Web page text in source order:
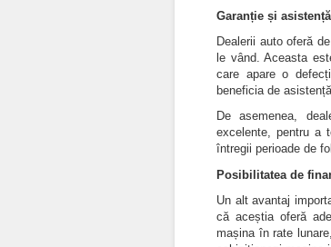
Garanție și
Dealerii auto oferă
le vând. Aceasta
care apare o
beneficia de
De asemenea,
excelente, pentru a
întregii perioade de
Posibilitatea de
Un alt avantaj
că aceștia oferă
mașina în rate